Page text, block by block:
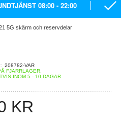
08:00 - 22:00
5G skärm och reservdelar
208782-VAR
FJÄRRLAGER.
INOM 5 - 10 DAGAR
KR